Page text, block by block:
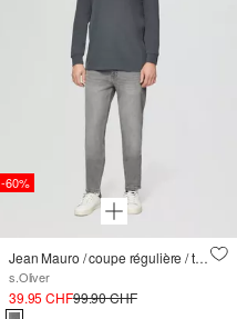
-60%
Jean Mauro / coupe régulière / taille moyenne / jambe fuselée
s.Oliver
39.95 CHF99.90 CHF